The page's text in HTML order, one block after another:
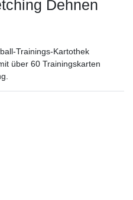
Dehnen
Trainings-Kartothek
über 60 Trainingskarten